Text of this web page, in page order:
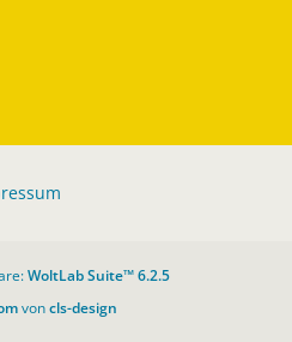
WoltLab Suite™ 6.2.5
voncls-design